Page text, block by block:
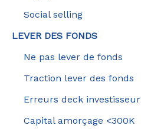
Social selling
LEVER DES FONDS
Ne pas lever de fonds
Traction lever des fonds
Erreurs deck investisseur
Capital amorçage <300K